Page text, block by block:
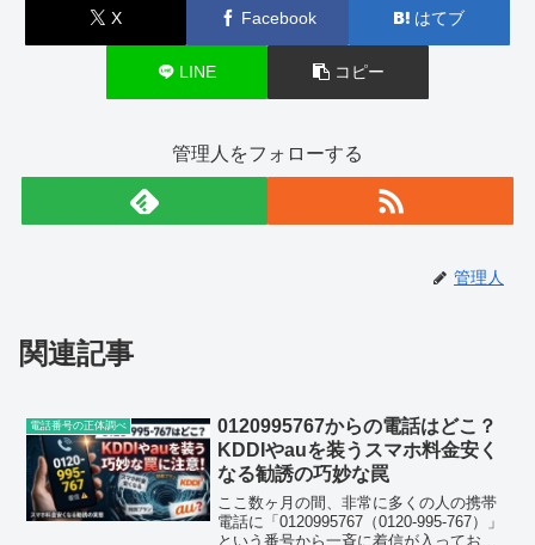
X Facebook はてブ
LINE コピー
管理人をフォローする
管理人
関連記事
電話番号の正体調べ
0120995767からの電話はどこ？
KDDIやauを装うスマホ料金安く
なる勧誘の巧妙な罠
ここ数ヶ月の間、非常に多くの人の携帯
電話に「0120995767（0120-995-767）」
という番号から一斉に着信が入ってお